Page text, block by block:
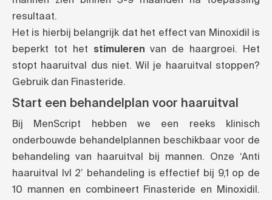
resultaat.
Het is hierbij belangrijk dat het effect van Minoxidil is
beperkt tot het stimuleren van de haargroei. Het
stopt haaruitval dus niet. Wil je haaruitval stoppen?
Gebruik dan Finasteride.
Start een behandelplan voor haaruitval
Bij MenScript hebben we een reeks klinisch
onderbouwde behandelplannen beschikbaar voor de
behandeling van haaruitval bij mannen. Onze ‘Anti
haaruitval lvl 2’ behandeling is effectief bij 9,1 op de
10 mannen en combineert Finasteride en Minoxidil.